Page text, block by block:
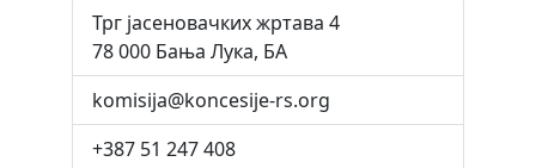
Трг јасеновачких жртава 4
78 000 Бања Лука, БА
komisija@koncesije-rs.org
+387 51 247 408